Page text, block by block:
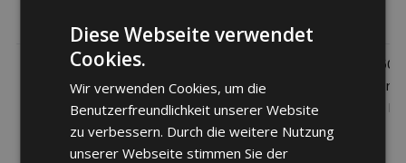
Check-up
90%, max. CHF
2 Kalenderjahren
Leistungsbezug
Diese Webseite verwendet
Cookies.
Wir verwenden Cookies, um die
Benutzerfreundlichkeit unserer Website
zu verbessern. Durch die weitere Nutzung
unserer Webseite stimmen Sie der